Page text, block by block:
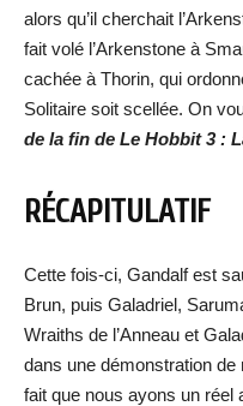
alors qu’il cherchait
fait volé l’Arkenstone à
cachée à Thorin, qui
Solitaire soit scellée. On
de la fin de Le Hobbit 3 :
RÉCAPITULATIF
Cette fois-ci, Gandalf est
Brun, puis Galadriel,
Wraiths de l’Anneau et
dans une démonstration de
fait que nous ayons un réel